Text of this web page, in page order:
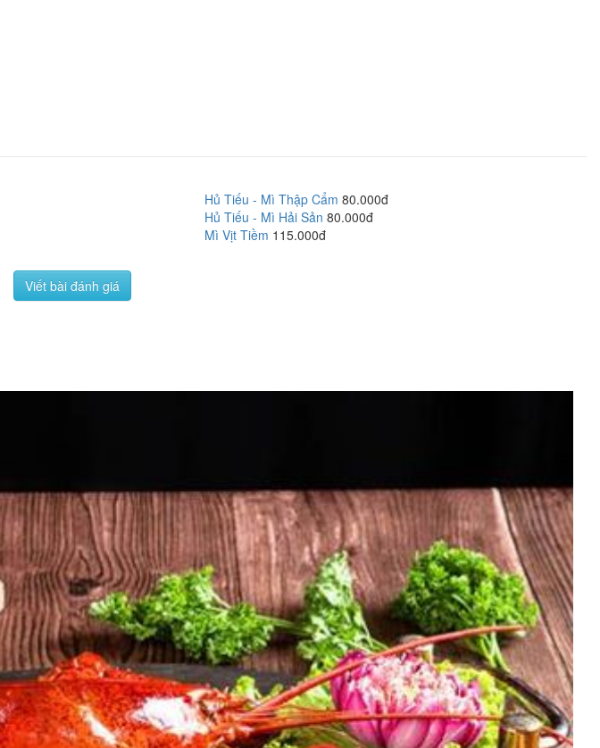
Hủ Tiếu - Mì Thập Cẩm 80.000đ
Hủ Tiếu - Mì Hải Sản 80.000đ
Mì Vịt Tiềm 115.000đ
Viết bài đánh giá